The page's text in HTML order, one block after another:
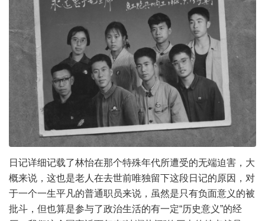
日记详细记载了林怡在那个特殊年代所遭受的无端迫害，大
概来说，这也是老人在去世前唯独留下这段日记的原因，对
于一个一生平凡的普通职员来说，虽然是只有负面意义的被
批斗，但也算是参与了政治生活的有一定“历史意义”的经